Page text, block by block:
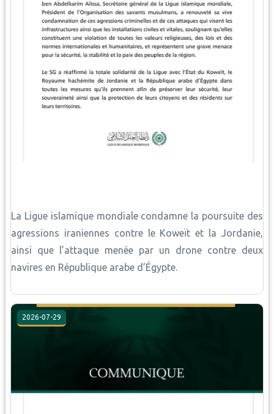
La Ligue islamique mondiale condamne la poursuite des
agressions iraniennes contre le Koweït et la Jordanie,
ainsi que l’attaque menée par un drone contre deux
navires en République arabe d’Égypte.
2026-07-29